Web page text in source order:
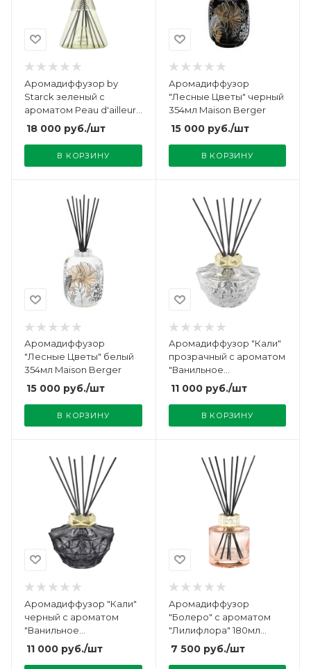
Аромадиффузор by
Starck зеленый с
ароматом Peau d'ailleurs
400мл Maison Berger
18 000 руб./шт
В КОРЗИНУ
Аромадиффузор
"Лесные Цветы" черный
354мл Maison Berger
15 000руб./шт
В КОРЗИНУ
Аромадиффузор
"Лесные Цветы" белый
354мл Maison Berger
15 000 руб./шт
В КОРЗИНУ
Аромадиффузор "Кали"
прозрачный с ароматом
"Ванильное
Великолепие" 200мл
Maison Berger
11 000руб./шт
В КОРЗИНУ
Аромадиффузор "Кали"
черный с ароматом
"Ванильное
Великолепие" 200мл
Maison Berger
11 000 руб./шт
Аромадиффузор
"Болеро" с ароматом
"Лилифлора" 180мл
Maison Berger
7 500руб./шт